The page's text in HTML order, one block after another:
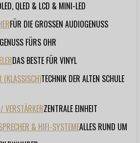
QLED & LCD & MINI-LED
FÜR DIE GROSSEN AUDIOGENUSS
GENUSS FÜRS OHR
DAS BESTE FÜR VINYL
(KLASSISCH)TECHNIK DER ALTEN SCHULE
VERSTÄRKERZENTRALE EINHEIT
& HIFI-SYSTEMEALLES RUND UM